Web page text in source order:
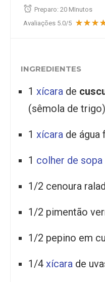
Preparo: 20 MInutos
Avaliações 5.0/5
INGREDIENTES
1 xícara de
(sêmola de trigo)
1 xícara de água
1 colher de sopa
1/2 cenoura
1/2 pimentão
1/2 pepino em
1/4 xícara de